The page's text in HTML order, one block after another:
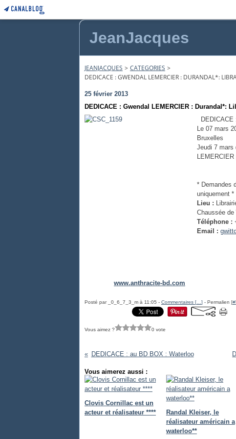
JeanJacques
JEANJACQUES > CATEGORIES >
DEDICACE : GWENDAL LEMERCIER : DURANDAL*:
25 février 2013
DEDICACE : Gwendal LEMERCIER : Durandal*:
DEDICACE
Le 07 mars
Bruxelles
Jeudi 7 mars
* Demandes
uniquement *
Lieu :
Chaussée
Téléphone :
Email :
www.anthracite-bd.com
Posté par _0_6_7_3_m à 11:05 - Commentaires [ ] - Permalien [#]
Vous aimez ? 0 vote
DEDICACE : au BD BOX : Waterloo
Vous aimerez aussi :
Clovis Cornillac est un
acteur et réalisateur ****
Randal Kleiser, le
réalisateur américain a
waterloo**